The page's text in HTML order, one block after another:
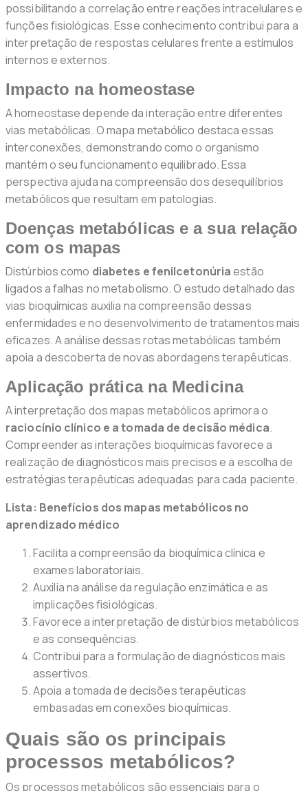
possibilitando a correlação entre reações intracelulares e
funções fisiológicas. Esse conhecimento contribui para a
interpretação de respostas celulares frente a estímulos
internos e externos.
Impacto na homeostase
A homeostase depende da interação entre diferentes
vias metabólicas. O mapa metabólico destaca essas
interconexões, demonstrando como o organismo
mantém o seu funcionamento equilibrado. Essa
perspectiva ajuda na compreensão dos desequilíbrios
metabólicos que resultam em patologias.
Doenças metabólicas e a sua relação
com os mapas
Distúrbios como diabetes e fenilcetonúriaestão
ligados a falhas no metabolismo. O estudo detalhado das
vias bioquímicas auxilia na compreensão dessas
enfermidades e no desenvolvimento de tratamentos mais
eficazes. A análise dessas rotas metabólicas também
apoia a descoberta de novas abordagens terapêuticas.
Aplicação prática na Medicina
A interpretação dos mapas metabólicos aprimora o
raciocínio clínico e a tomada de decisão médica.
Compreender as interações bioquímicas favorece a
realização de diagnósticos mais precisos e a escolha de
estratégias terapêuticas adequadas para cada paciente.
Lista: Benefícios dos mapas metabólicos no
aprendizado médico
Facilita a compreensão da bioquímica clínica e
exames laboratoriais.
Auxilia na análise da regulação enzimática e as
implicações fisiológicas.
Favorece a interpretação de distúrbios metabólicos
e as consequências.
Contribui para a formulação de diagnósticos mais
assertivos.
Apoia a tomada de decisões terapêuticas
embasadas em conexões bioquímicas.
Quais são os principais
processos metabólicos?
Os processos metabólicos são essenciais para o